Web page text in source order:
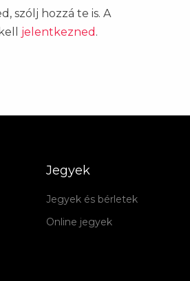
szólj hozzá te is. A
jelentkezned .
Jegyek
Jegyek és bérletek
Online jegyek